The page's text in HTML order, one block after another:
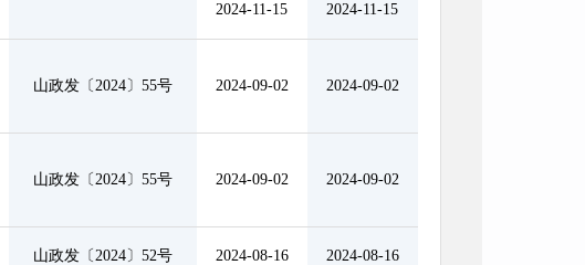
2024-11-15 2024-11-15
山政发〔2024〕55号 2024-09-02 2024-09-02
山政发〔2024〕55号 2024-09-02 2024-09-02
山政发〔2024〕52号 2024-08-16 2024-08-16